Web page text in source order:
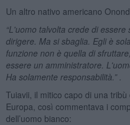
Un altro nativo americano
“L'uomo talvolta crede di
dirigere. Ma si sbaglia. Egli è
funzione non è quella di
essere un amministratore.
Ha solamente responsabilità.” .
Tuiavii, il mitico capo di una
Europa, così commentava i
dell’uomo bianco: